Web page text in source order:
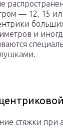
— 12, 15
и
стяжки при